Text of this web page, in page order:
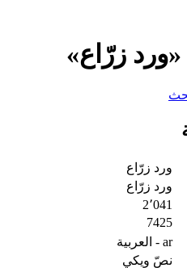
زرّاع»
ورد زرّاع
ورد زرّاع
2٬041
7425
ar - العربية
نصّ ويكي